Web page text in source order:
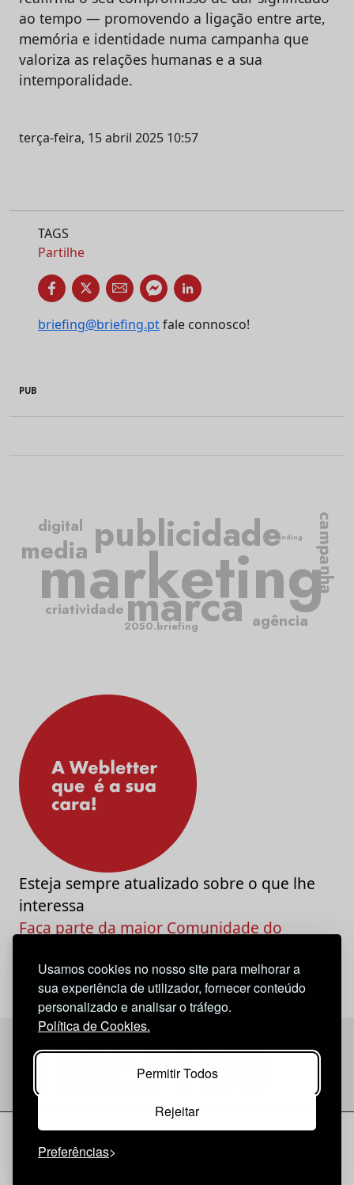
Usamos cookies no nosso site para melhorar a
sua experiência de utilizador, fornecer conteúdo
personalizado e analisar o tráfego.
Política de Cookies.
Permitir Todos
Rejeitar
Preferências
ao tempo — promovendo a ligação entre arte,
memória e identidade numa campanha que
valoriza as relações humanas e a sua
intemporalidade.
terça-feira, 15 abril 2025 10:57
TAGS
Partilhe
briefing@briefing.ptfale connosco!
PUB
marketing
publicidade
marca
criatividade
campanha
media
agência
digital
2050.briefing
branding
Esteja sempre atualizado sobre o que lhe
interessa
Faça parte da maior Comunidade do
Política de Cookies